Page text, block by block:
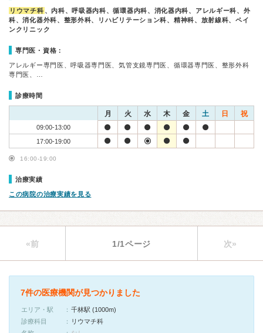
リウマチ科 、内科、呼吸器内科、循環器内科、消化器内科、アレルギー科、外
科、消化器外科、整形外科、リハビリテーション科、精神科、放射線科、ペイ
ンクリニック
専門医・資格：
アレルギー専門医、呼吸器専門医、気管支鏡専門医、循環器専門医、整形外科
専門医、…
診療時間
月 火 水 木 金 土 日 祝
09:00-13:00
17:00-19:00
16:00-19:00
治療実績
この病院の治療実績を見る
«前 1/1ページ 次»
7件の医療機関が見つかりました
エリア・駅
千林駅 (1000m)
診療科目
リウマチ科